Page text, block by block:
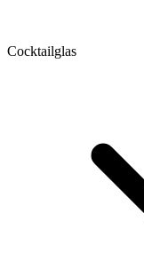
Cocktailglas